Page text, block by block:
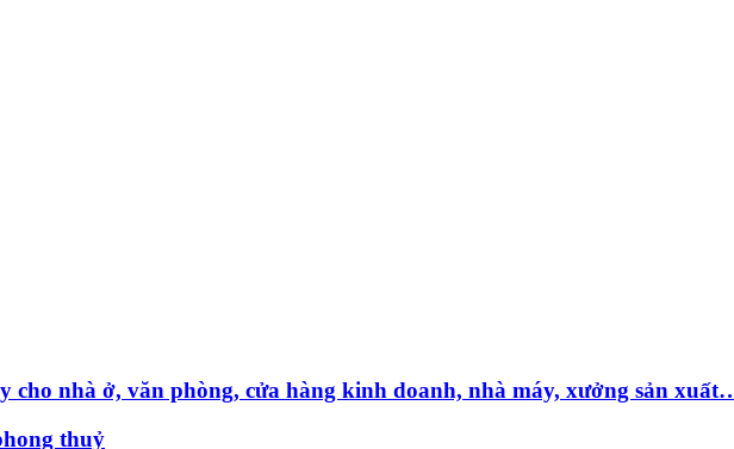
cho nhà ở, văn phòng, cửa hàng kinh doanh, nhà máy, xưởng sản
thuỷ